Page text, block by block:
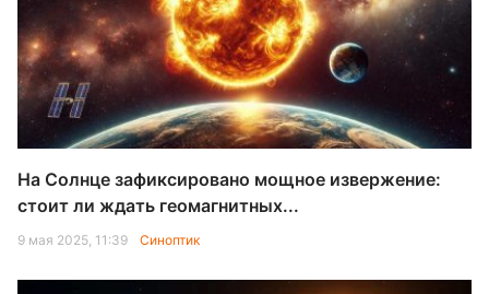
На Солнце зафиксировано мощное извержение:
стоит ли ждать геомагнитных...
9 мая 2025, 11:39 Синоптик